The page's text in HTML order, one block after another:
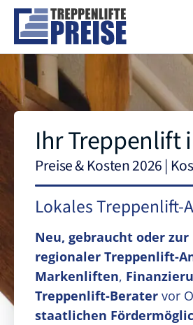
Ihr Treppenlift
Preise & Kosten 2026 |
Lokales Treppenlift-
Neu, gebraucht oder
regionaler Treppenlift-
Markenliften,
Treppenlift-Berater vor
staatlichen